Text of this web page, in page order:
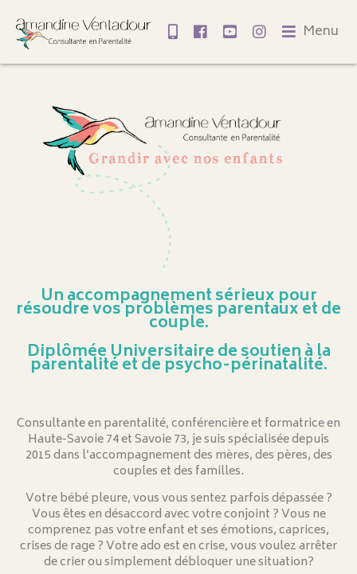
Menu
Un accompagnement sérieux pour
résoudre vos problèmes parentaux et de
couple.
Diplômée Universitaire de soutien à la
parentalité et de psycho-périnatalité.
Consultante en parentalité, conférencière et formatrice en
Haute-Savoie 74 et Savoie 73, je suis spécialisée depuis
2015 dans l’accompagnement des mères, des pères, des
couples et des familles.
Votre bébé pleure, vous vous sentez parfois dépassée ?
Vous êtes en désaccord avec votre conjoint ? Vous ne
comprenez pas votre enfant et ses émotions, caprices,
crises de rage ? Votre ado est en crise, vous voulez arrêter
de crier ou simplement débloquer une situation?